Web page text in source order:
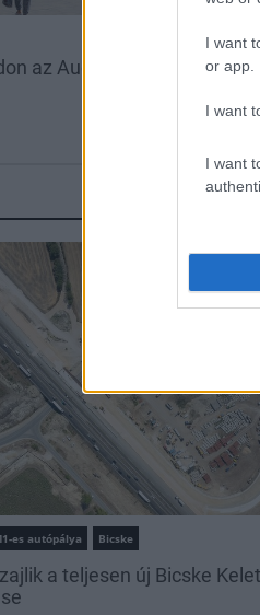
I want
or app.
I want
I want
az Auchan
Amire
szombattól
es autópálya Bicske
a teljesen új Bicske Kelet